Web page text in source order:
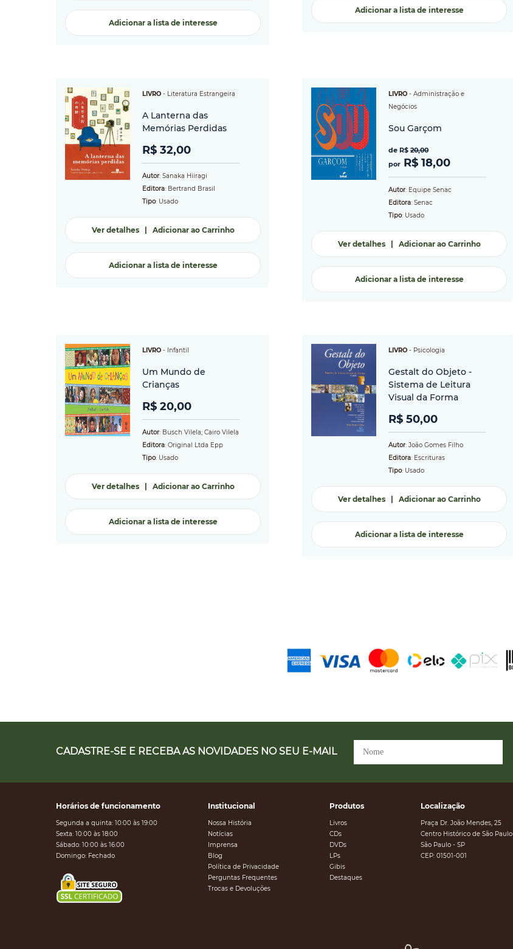
Adicionar a lista de interesse
Adicionar a lista de interesse
LIVRO - Literatura Estrangeira
A Lanterna das
Memórias Perdidas
R$ 32,00
Autor: Sanaka Hiiragi
Editora: Bertrand Brasil
Tipo: Usado
Ver detalhes| Adicionar ao Carrinho
Adicionar a lista de interesse
LIVRO - Administração e
Negócios
Sou Garçom
de R$ 20,00
por R$ 18,00
Autor: Equipe Senac
Editora: Senac
Tipo: Usado
Ver detalhes| Adicionar ao Carrinho
Adicionar a lista de interesse
LIVRO - Infantil
Um Mundo de
Crianças
R$ 20,00
Autor: Busch Vilela; Cairo Vilela
Editora: Original Ltda Epp
Tipo: Usado
Ver detalhes| Adicionar ao Carrinho
Adicionar a lista de interesse
LIVRO - Psicologia
Gestalt do Objeto -
Sistema de Leitura
Visual da Forma
R$ 50,00
Autor: João Gomes Filho
Editora: Escrituras
Tipo: Usado
Ver detalhes| Adicionar ao Carrinho
Adicionar a lista de interesse
CADASTRE-SE E RECEBA AS NOVIDADES NO SEU E-MAIL
Horários de funcionamento
Segunda a quinta: 10:00 às 19:00
Sexta: 10:00 às 18:00
Sábado: 10:00 às 16:00
Domingo: Fechado
Institucional
Nossa História
Notícias
Imprensa
Blog
Política de Privacidade
Perguntas Frequentes
Trocas e Devoluções
Produtos
Livros
CDs
DVDs
LPs
Gibis
Destaques
Localização
Praça Dr. João Mendes, 25
Centro Histórico de São Paulo
São Paulo - SP
CEP: 01501-001